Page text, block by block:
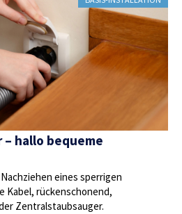
hallo bequeme
eines sperrigen
Kabel, rückenschonend,
Zentralstaubsauger.